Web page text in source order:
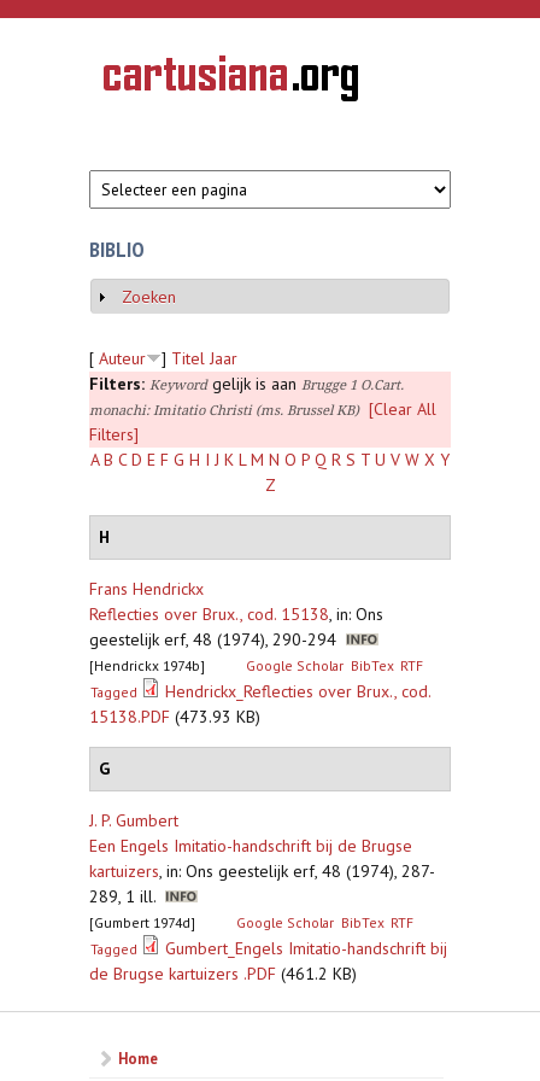
Overslaan en naar de inhoud gaan
CARTUSIANA
Geschiedenis
van de
BIBLIO
Weergeven
Zoeken
[ Auteur ] Titel Jaar
Filters: Keywordgelijk is aan Brugge 1 O.Cart.
monachi: Imitatio Christi (ms. Brussel KB)
[Clear All
Filters]
A B C D E F G H I J K L M N O P Q R S T U V W X Y
Z
H
Frans Hendrickx
Reflecties over Brux., cod. 15138, in: Ons
geestelijk erf, 48 (1974), 290-294
[Hendrickx 1974b] Google Scholar BibTex RTF
Tagged
Hendrickx_Reflecties over Brux., cod.
15138.PDF (473.93 KB)
G
J. P. Gumbert
Een Engels Imitatio-handschrift bij de Brugse
kartuizers, in: Ons geestelijk erf, 48 (1974), 287-
289, 1 ill.
[Gumbert 1974d] Google Scholar BibTex RTF
Tagged
Gumbert_Engels Imitatio-handschrift bij
de Brugse kartuizers .PDF (461.2 KB)
Home